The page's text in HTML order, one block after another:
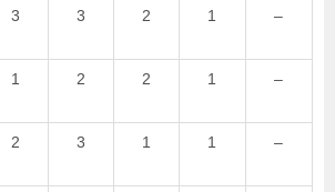
3 3 2 1 –
1 2 2 1 –
2 3 1 1 –